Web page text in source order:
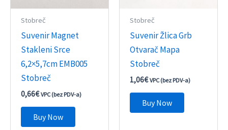
Stobreč
Suvenir Magnet
Stakleni Srce
6,2×5,7cm EMB005
Stobreč
0,66€ VPC (bez PDV-a)
Buy Now
Stobreč
Suvenir Žlica Grb
Otvarač Mapa
Stobreč
1,06€ VPC (bez PDV-a)
Buy Now